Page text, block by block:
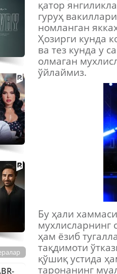
қатор
гуруҳ
номланган
Ҳозирги кунда
ва тез кунда у
олмаган
ўйлаймиз.
Бу ҳали
мухлисларнинг
ҳам ёзиб
тақдимоти
қўшиқ устида
таронанинг